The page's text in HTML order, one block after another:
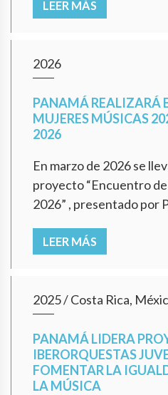
LEER MÁS
2026
PANAMÁ REALIZARÁ
MUJERES MÚSICAS
2026
En marzo de 2026 se
proyecto “Encuentro
2026” , presentado por
LEER MÁS
2025/Costa Rica,
PANAMÁ LIDERA
IBERORQUESTAS
FOMENTAR LA
LA MÚSICA